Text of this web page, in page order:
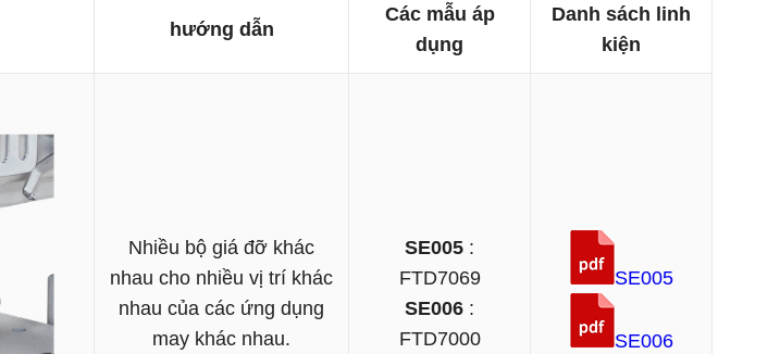
hướng dẫn
Các mẫu áp
dụng
Danh sách linh
kiện
Nhiều bộ giá đỡ khác
nhau cho nhiều vị trí khác
nhau của các ứng dụng
may khác nhau.
SE005 :
FTD7069
SE006 :
FTD7000
SE005
SE006